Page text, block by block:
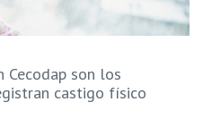
son los
castigo físico